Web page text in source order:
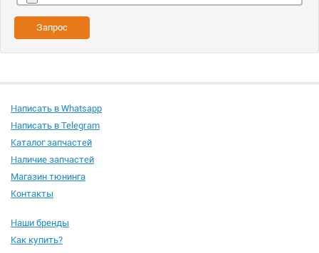
Запрос
Написать в Whatsapp
Написать в Telegram
Каталог запчастей
Наличие запчастей
Магазин тюнинга
Контакты
Наши бренды
Как купить?